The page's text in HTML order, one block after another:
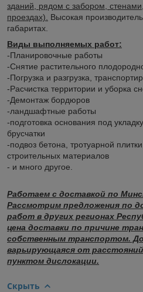
зданий, рядом с забором,
проездах).
Высокая
габаритах.
Виды выполняемых работ:
-Планировочные работы
-Снятие растительного
-Погрузка и разгрузка,
-Расчистка территории и уборка
-Демонтаж бордюров
-ландшафтные работы
-подготовка основания под
брусчатки
-подвоз бетона, тротуарной
строительных материалов
- и много другое.
Работаем с доставкой по
Рассмотрим предложения по
работ в других регионах
цена доставки по причине
собственным транспортом.
варьирующаяся от
пунктом дислокации.
Скрыть